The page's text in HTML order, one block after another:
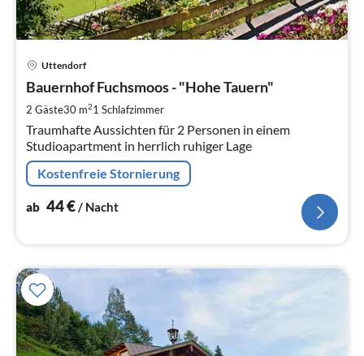
Uttendorf
Bauernhof Fuchsmoos - "Hohe Tauern"
2 Gäste30 m21 Schlafzimmer
Traumhafte Aussichten für 2 Personen in einem
Studioapartment in herrlich ruhiger Lage
Kostenfreie Stornierung
ab 44€/ Nacht